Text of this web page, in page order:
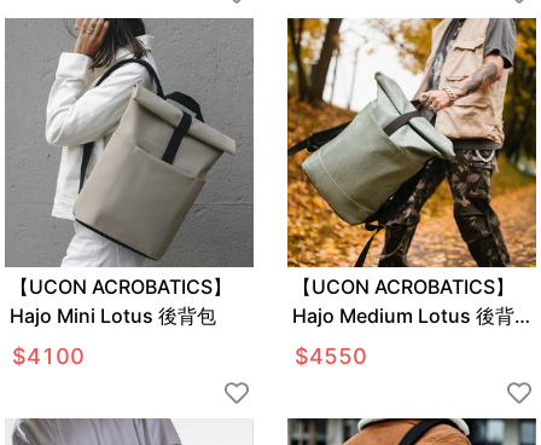
【UCON ACROBATICS】
Hajo Mini Lotus 後背包
$4100
【UCON ACROBATICS】
Hajo Medium Lotus 後背
包
$4550